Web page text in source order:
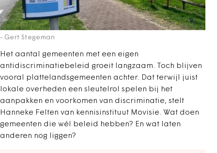
- Gert Stegeman
Het aantal gemeenten met een eigen
antidiscriminatiebeleid groeit langzaam. Toch blijven
vooral plattelandsgemeenten achter. Dat terwijl juist
lokale overheden een sleutelrol spelen bij het
aanpakken en voorkomen van discriminatie, stelt
Hanneke Felten van kennisinstituut Movisie. Wat doen
gemeenten die wél beleid hebben? En wat laten
anderen nog liggen?